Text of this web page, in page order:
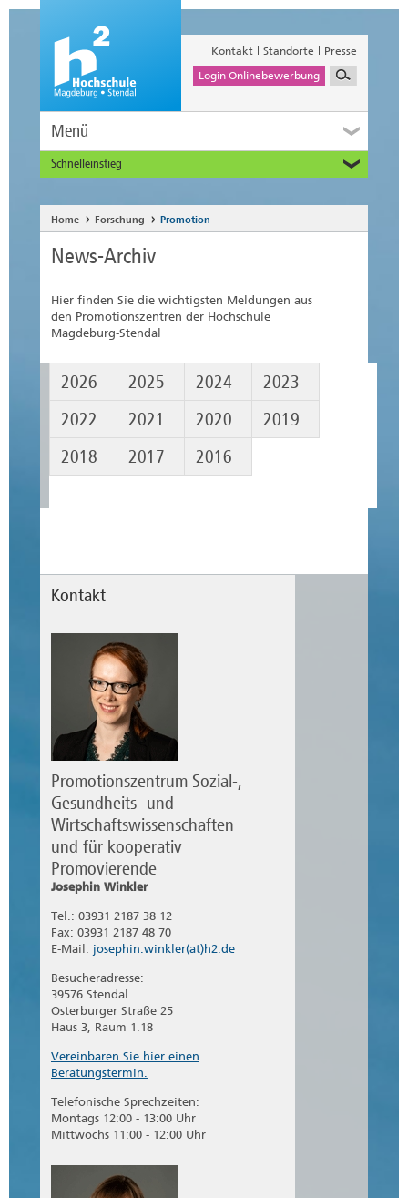
Kontakt Standorte
Presse
Login Onlinebewerbung
Menü
Schnelleinstieg
Alumni
Unternehmen und Institutionen
Studierende
International
Home Forschung Promotion
News-Archiv
Hier finden Sie die wichtigsten Meldungen aus
den Promotionszentren der Hochschule
Magdeburg-Stendal
2026 2025 2024
2023
2022
2021 2020
2019
2018
2017 2016
Kontakt
Promotionszentrum Sozial-,
Gesundheits- und
Wirtschaftswissenschaften
und für kooperativ
Promovierende
Josephin Winkler
Tel.: 03931 2187 38 12
Fax: 03931 2187 48 70
E-Mail: josephin.winkler(at)h2.de
Besucheradresse:
39576 Stendal
Osterburger Straße 25
Haus 3, Raum 1.18
Vereinbaren Sie hier einen
Beratungstermin.
Telefonische Sprechzeiten:
Montags 12:00 - 13:00 Uhr
Mittwochs 11:00 - 12:00 Uhr